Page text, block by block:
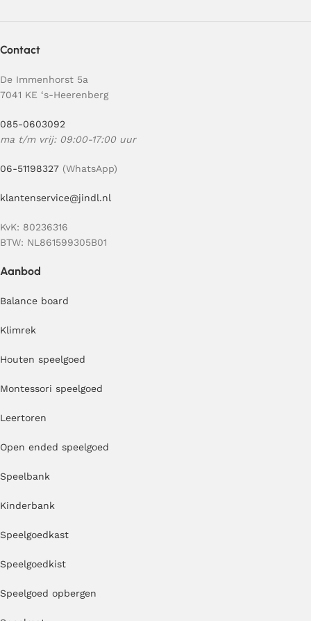
Contact
De Immenhorst 5a
7041 KE ‘s-Heerenberg
085-0603092
ma t/m vrij: 09:00-17:00 uur
06-51198327 (WhatsApp)
klantenservice@jindl.nl
KvK: 80236316
BTW: NL861599305B01
Aanbod
Balance board
Klimrek
Houten speelgoed
Montessori speelgoed
Leertoren
Open ended speelgoed
Speelbank
Kinderbank
Speelgoedkast
Speelgoedkist
Speelgoed opbergen